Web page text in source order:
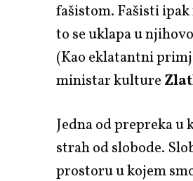
fašistom. Fašisti
to se uklapa u
(Kao eklatantni
ministar kulture
Jedna od prepreka
strah od slobode.
prostoru u kojem